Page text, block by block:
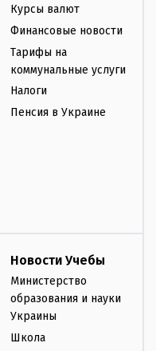
Курсы валют
Финансовые новости
Тарифы на
коммунальные услуги
Налоги
Пенсия в Украине
Новости Учебы
Министерство
образования и науки
Украины
Школа